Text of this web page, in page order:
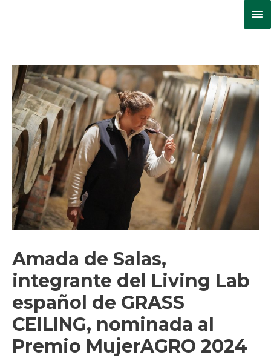
Amada de Salas,
integrante del Living Lab
español de GRASS
CEILING, nominada al
Premio MujerAGRO 2024